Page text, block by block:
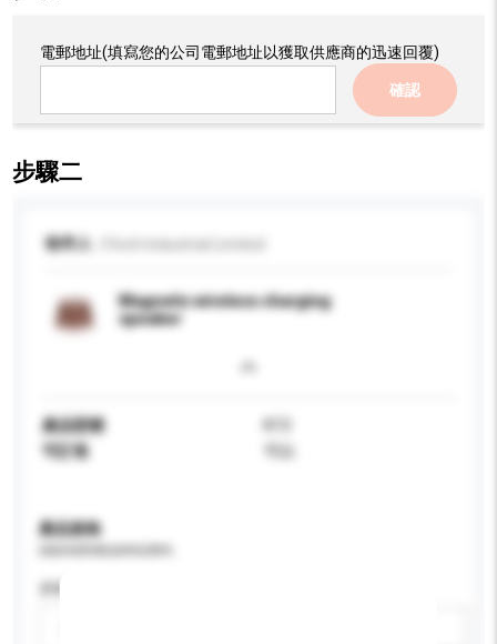
電郵地址(填寫您的公司電郵地址以獲取供應商的迅速回覆)
確認
步驟二
收件人
Magnetic wireless charging
speaker
產品型號
可訂造
可以
產品規格